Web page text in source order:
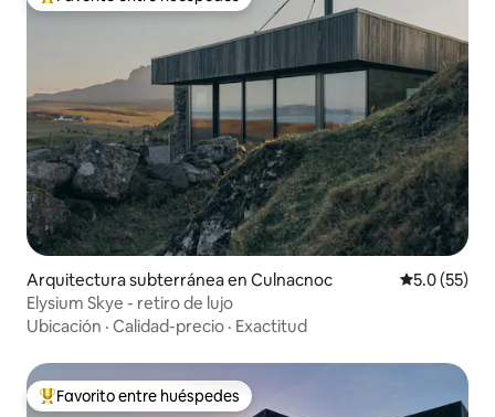
Favorito entre huéspedes preferido
Arquitectura subterránea en Culnacnoc Calificación
5.0 (55)
Elysium Skye - retiro de lujo
Ubicación · Calidad-precio · Exactitud
Favorito entre huéspedes preferido
Favorito entre huéspedes